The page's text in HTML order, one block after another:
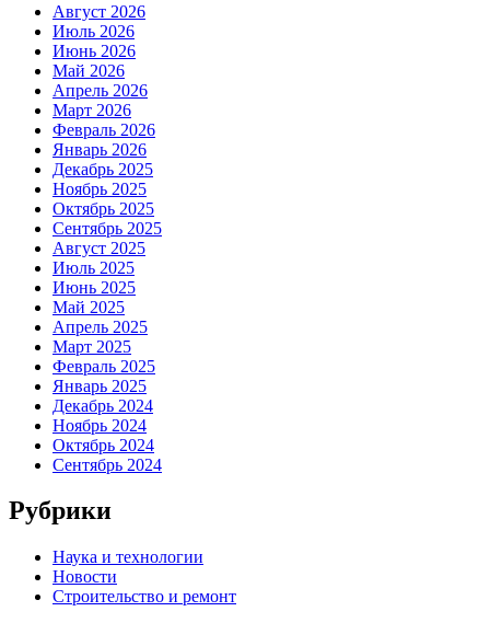
Август 2026
Июль 2026
Июнь 2026
Май 2026
Апрель 2026
Март 2026
Февраль 2026
Январь 2026
Декабрь 2025
Ноябрь 2025
Октябрь 2025
Сентябрь 2025
Август 2025
Июль 2025
Июнь 2025
Май 2025
Апрель 2025
Март 2025
Февраль 2025
Январь 2025
Декабрь 2024
Ноябрь 2024
Октябрь 2024
Сентябрь 2024
Рубрики
Наука и технологии
Новости
Строительство и ремонт